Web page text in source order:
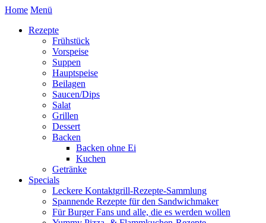
Home Menü
Rezepte
Frühstück
Vorspeise
Suppen
Hauptspeise
Beilagen
Saucen/Dips
Salat
Grillen
Dessert
Backen
Backen ohne Ei
Kuchen
Getränke
Specials
Leckere Kontaktgrill-Rezepte-Sammlung
Spannende Rezepte für den Sandwichmaker
Für Burger Fans und alle, die es werden wollen